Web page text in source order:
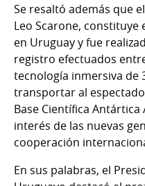
Se resaltó además que
Leo Scarone, constituye
en Uruguay y fue
registro efectuados
tecnología inmersiva de
transportar al
Base Científica
interés de las nuevas
cooperación
En sus palabras, el